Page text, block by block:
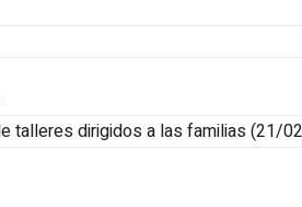
talleres dirigidos a las familias (21/